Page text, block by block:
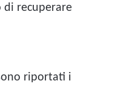
di recuperare
riportati i